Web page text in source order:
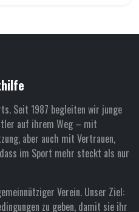
Seit 1987 begleiten wir junge
auf ihrem Weg – mit
aber auch mit Vertrauen,
im Sport mehr steckt als nur
Verein. Unser Ziel:
zu geben, damit sie ihr